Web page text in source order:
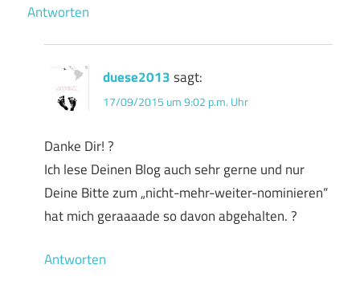
Antworten
duese2013 sagt:
17/09/2015 um 9:02 p.m. Uhr
Danke Dir! ?
Ich lese Deinen Blog auch sehr gerne und nur
Deine Bitte zum „nicht-mehr-weiter-nominieren“
hat mich geraaaade so davon abgehalten. ?
Antworten